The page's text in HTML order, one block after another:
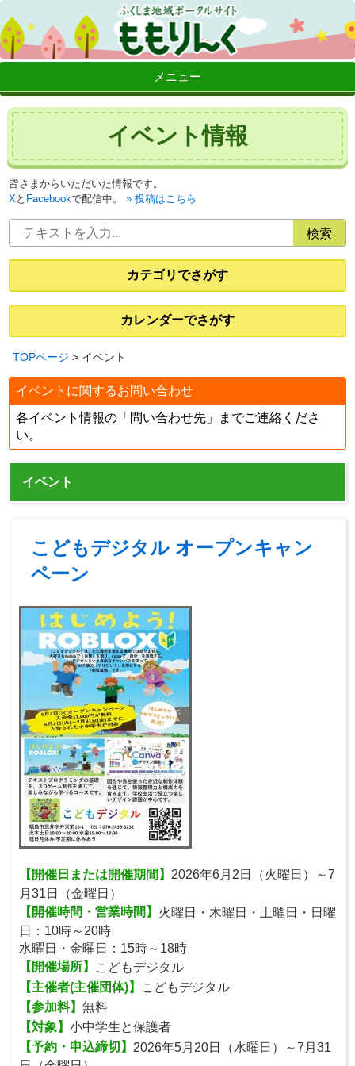
メニュー
イベント情報
皆さまからいただいた情報です。
Xと Facebookで配信中。 投稿はこちら
カテゴリでさがす
カレンダーでさがす
TOPページ > イベント
イベントに関するお問い合わせ
各イベント情報の「問い合わせ先」までご連絡くださ
い。
イベント
こどもデジタル オープンキャン
ペーン
【開催日または開催期間】 2026年6月2日（火曜日）～7
月31日（金曜日）
【開催時間・営業時間】 火曜日・木曜日・土曜日・日曜
日：10時～20時
水曜日・金曜日：15時～18時
【開催場所】
こどもデジタル
【主催者(主催団体)】
こどもデジタル
【参加料】無料
【対象】小中学生と保護者
【予約・申込締切】 2026年5月20日（水曜日）～7月31